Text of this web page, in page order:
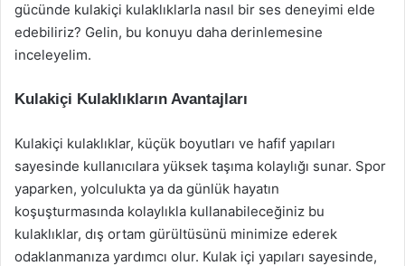
gücünde kulakiçi kulaklıklarla nasıl bir ses deneyimi elde
edebiliriz? Gelin, bu konuyu daha derinlemesine
inceleyelim.
Kulakiçi Kulaklıkların Avantajları
Kulakiçi kulaklıklar, küçük boyutları ve hafif yapıları
sayesinde kullanıcılara yüksek taşıma kolaylığı sunar. Spor
yaparken, yolculukta ya da günlük hayatın
koşuşturmasında kolaylıkla kullanabileceğiniz bu
kulaklıklar, dış ortam gürültüsünü minimize ederek
odaklanmanıza yardımcı olur. Kulak içi yapıları sayesinde,